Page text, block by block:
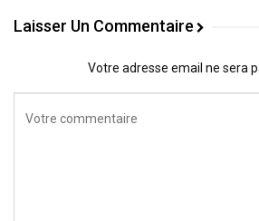
Laisser Un Commentaire
Votre adresse email ne sera